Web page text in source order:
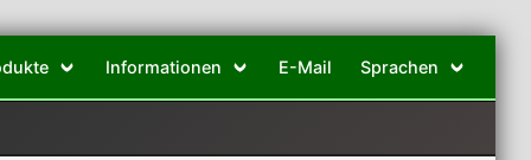
Informationen E-Mail Sprachen